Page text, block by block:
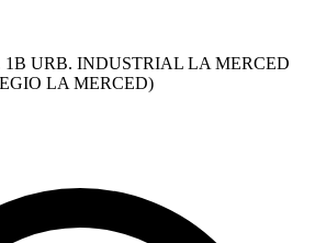
1B URB. INDUSTRIAL LA MERCED
LA MERCED)